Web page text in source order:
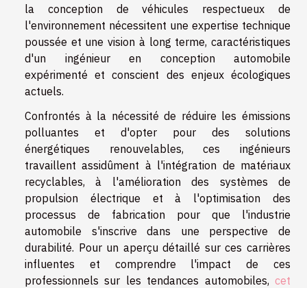
la conception de véhicules respectueux de
l'environnement nécessitent une expertise technique
poussée et une vision à long terme, caractéristiques
d'un ingénieur en conception automobile
expérimenté et conscient des enjeux écologiques
actuels.
Confrontés à la nécessité de réduire les émissions
polluantes et d'opter pour des solutions
énergétiques renouvelables, ces ingénieurs
travaillent assidûment à l'intégration de matériaux
recyclables, à l'amélioration des systèmes de
propulsion électrique et à l'optimisation des
processus de fabrication pour que l'industrie
automobile s'inscrive dans une perspective de
durabilité. Pour un aperçu détaillé sur ces carrières
influentes et comprendre l'impact de ces
professionnels sur les tendances automobiles, cet